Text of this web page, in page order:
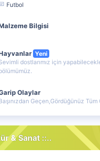
Futbol
Bilgisi
Yeni
dostlarımız için
Olaylar
Geçen,Gördüğünüz
& Sanat ::..